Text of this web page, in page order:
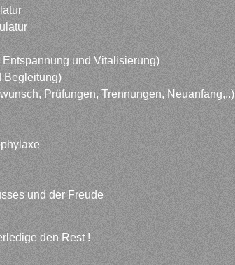
und Vitalisierung)
Begleitung)
Prüfungen, Trennungen, Neuanfang,..)
und der Freude
den Rest !